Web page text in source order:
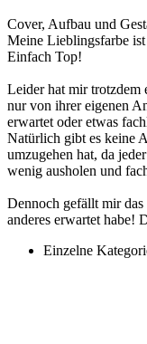
Cover, Aufbau und
Meine Lieblingsfarbe
Einfach Top!
Leider hat mir trotzdem
nur von ihrer eigenen
erwartet oder etwas
Natürlich gibt es keine
umzugehen hat, da
wenig ausholen und
Dennoch gefällt mir
anderes erwartet habe!
Einzelne